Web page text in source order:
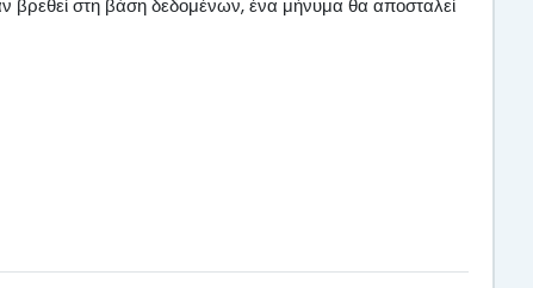
στη βάση δεδομένων, ένα μήνυμα θα αποσταλεί